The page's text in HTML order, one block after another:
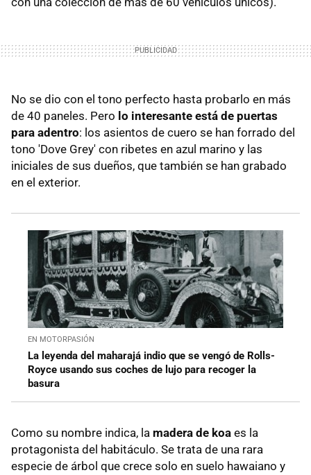
No se dio con el tono perfecto hasta probarlo en más
de 40 paneles. Pero lo interesante está de puertas
para adentro: los asientos de cuero se han forrado del
tono 'Dove Grey' con ribetes en azul marino y las
iniciales de sus dueños, que también se han grabado
en el exterior.
EN MOTORPASIÓN
La leyenda del maharajá indio que se vengó de Rolls-
Royce usando sus coches de lujo para recoger la
basura
Como su nombre indica, la madera de koa es la
protagonista del habitáculo. Se trata de una rara
especie de árbol que crece solo en suelo hawaiano y